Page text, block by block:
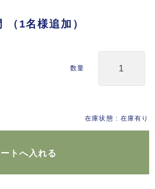
（1名様追加）
在庫状態 : 在庫有り
数量